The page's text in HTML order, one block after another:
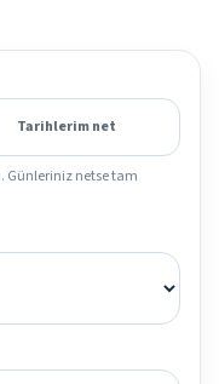
Tarihlerim net
Günleriniz netse tam